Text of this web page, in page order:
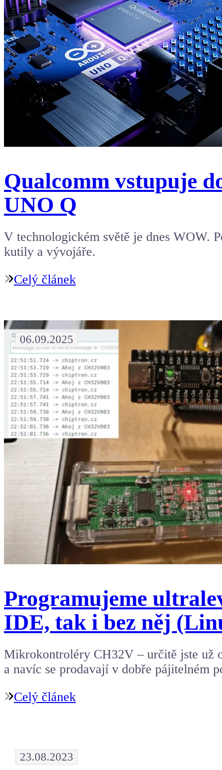
Qualcomm vstupuje
UNO Q
V technologickém světě je dnes WOW.
kutily a vývojáře.
Celý článek
06.09.2025
Programujeme
IDE, tak i bez něj
Mikrokontroléry CH32V – určitě jste už
a navíc se prodavají v dobře pájitelném
Celý článek
23.08.2023